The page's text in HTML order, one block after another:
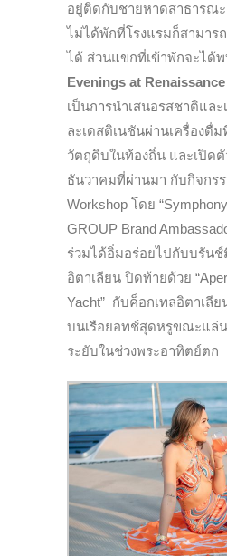
อยู่ติดกับชายหาดสาธารณะ
ไม่ได้พักที่โรงแรมก็สามาร
ได้ ส่วนแขกที่เข้าพักจะได้
Evenings at Renaissance
เป็นการนำเสนอรสชาติแล
ละเดสติเนชันผ่านเครื่องดื่
วัตถุดิบในท้องถิ่น และเปิดตั
ธันวาคมที่ผ่านมา กับกิจกรร
Workshop โดย
GROUP Brand
ร่วมได้อิ่มอร่อยไปกับบรันช์
อิตาเลียน ปิดท้ายด้วย
Yacht” กับค็อกเทลอิตาเลี
บนเรือยอทช์สุดหรูขณะแล่
ระยับในช่วงพระอาทิตย์ตก